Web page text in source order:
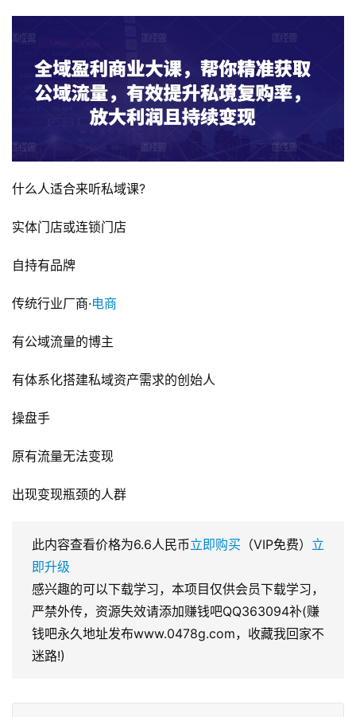
什么人适合来听私域课?
实体门店或连锁门店
自持有品牌
传统行业厂商·电商
有公域流量的博主
有体系化搭建私域资产需求的创始人
操盘手
原有流量无法变现
出现变现瓶颈的人群
此内容查看价格为6.6人民币立即购买 （VIP免费） 立
即升级
感兴趣的可以下载学习，本项目仅供会员下载学习，
严禁外传，资源失效请添加赚钱吧QQ363094补(赚
钱吧永久地址发布www.0478g.com，收藏我回家不
迷路!)